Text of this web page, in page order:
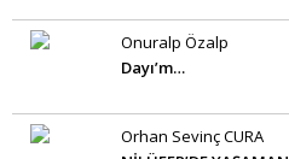
Onuralp Özalp
Dayı’m…
Orhan Sevinç CURA